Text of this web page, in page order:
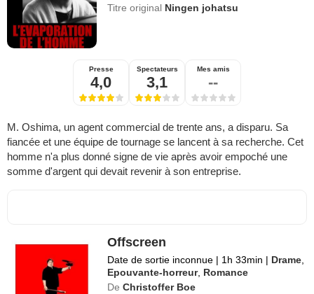
Titre original Ningen johatsu
Presse
4,0
Spectateurs
3,1
Mes amis
--
M. Oshima, un agent commercial de trente ans, a disparu. Sa
fiancée et une équipe de tournage se lancent à sa recherche. Cet
homme n'a plus donné signe de vie après avoir empoché une
somme d'argent qui devait revenir à son entreprise.
Offscreen
Date de sortie inconnue | 1h 33min | Drame
Epouvante-horreur, Romance
De Christoffer Boe